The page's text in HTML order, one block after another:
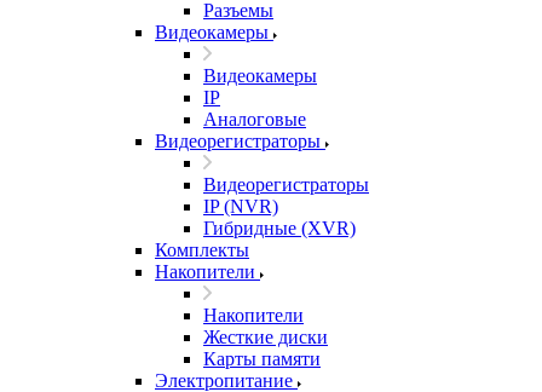
Разъемы
Видеокамеры
Видеокамеры
IP
Аналоговые
Видеорегистраторы
Видеорегистраторы
IP (NVR)
Гибридные (XVR)
Комплекты
Накопители
Накопители
Жесткие диски
Карты памяти
Электропитание